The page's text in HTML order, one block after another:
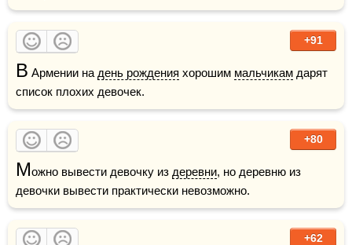
+91
В Армении на день рождения хорошим мальчикам дарят
список плохих девочек.
+80
Можно вывести девочку из деревни, но деревню из
девочки вывести практически невозможно.
+62